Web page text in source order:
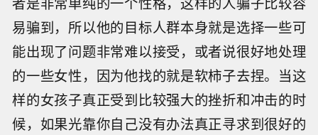
易骗到，所以他的目标人群本身就是选择一些可
能出现了问题非常难以接受，或者说很好地处理
的一些女性，因为他找的就是软柿子去捏。当这
样的女孩子真正受到比较强大的挫折和冲击的时
候，如果光靠你自己没有办法真正寻求到很好的